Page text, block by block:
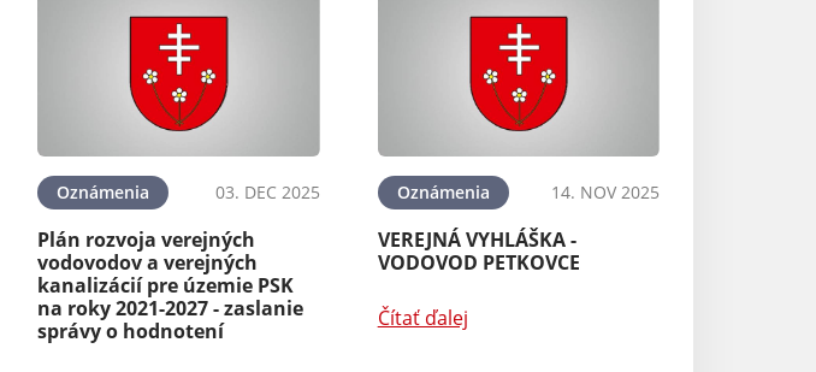
Oznámenia 03. DEC 2025
Plán rozvoja verejných
vodovodov a verejných
kanalizácií pre územie PSK
na roky 2021-2027 - zaslanie
správy o hodnotení
Oznámenia 14. NOV 2025
VEREJNÁ VYHLÁŠKA -
VODOVOD PETKOVCE
Čítať ďalej